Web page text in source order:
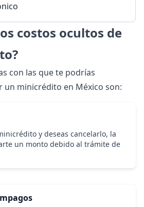
costos ocultos de
con las que te podrías
un minicrédito en México son:
y deseas cancelarlo, la
un monto debido al trámite de